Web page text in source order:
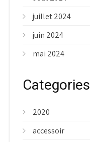
juillet 2024
juin 2024
mai 2024
Categories
2020
accessoir